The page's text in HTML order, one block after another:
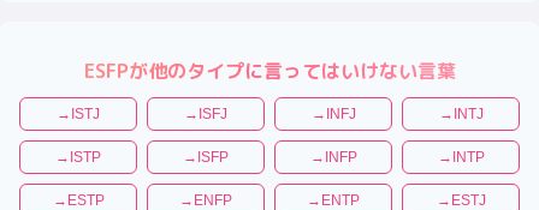
ESFPが他のタイプに言ってはいけない言葉
→ ISTJ → ISFJ → INFJ → INTJ
→ ISTP → ISFP → INFP → INTP
→ ESTP → ENFP → ENTP → ESTJ